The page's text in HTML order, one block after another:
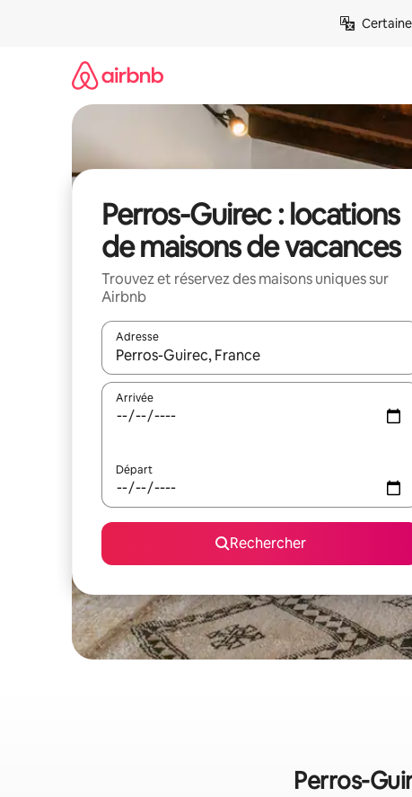
Perros-Guirec : locations
de maisons de vacances
Trouvez et réservez des maisons uniques sur
Airbnb
Adresse
Lorsque les résultats s'affichent, utilisez les
Arrivée
Départ
Rechercher
Perros-